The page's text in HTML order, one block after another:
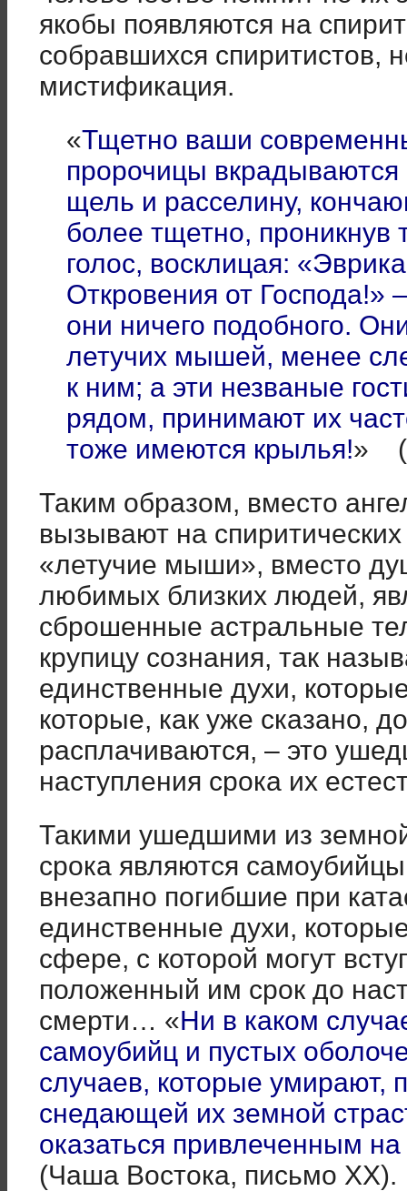
якобы появляются на
собравшихся спиритистов,
мистификация.
«Тщетно ваши
пророчицы
щель и расселину,
более тщетно,
голос, восклицая:
Откровения от Господа!»
они ничего подобного.
летучих мышей, менее
к ним; а эти незваные
рядом, принимают их
тоже имеются крылья!»
Таким образом, вместо
вызывают на
«летучие мыши», вместо
любимых близких людей,
сброшенные астральные
крупицу сознания, так
единственные духи,
которые, как уже сказано,
расплачиваются, – это
наступления срока их
Такими ушедшими из
срока являются
внезапно погибшие при
единственные духи,
сфере, с которой могут
положенный им срок до
смерти… «Ни в каком
самоубийц и пустых
случаев, которые умирают,
снедающей их земной
оказаться привлеченным
(Чаша Востока, письмо XX).